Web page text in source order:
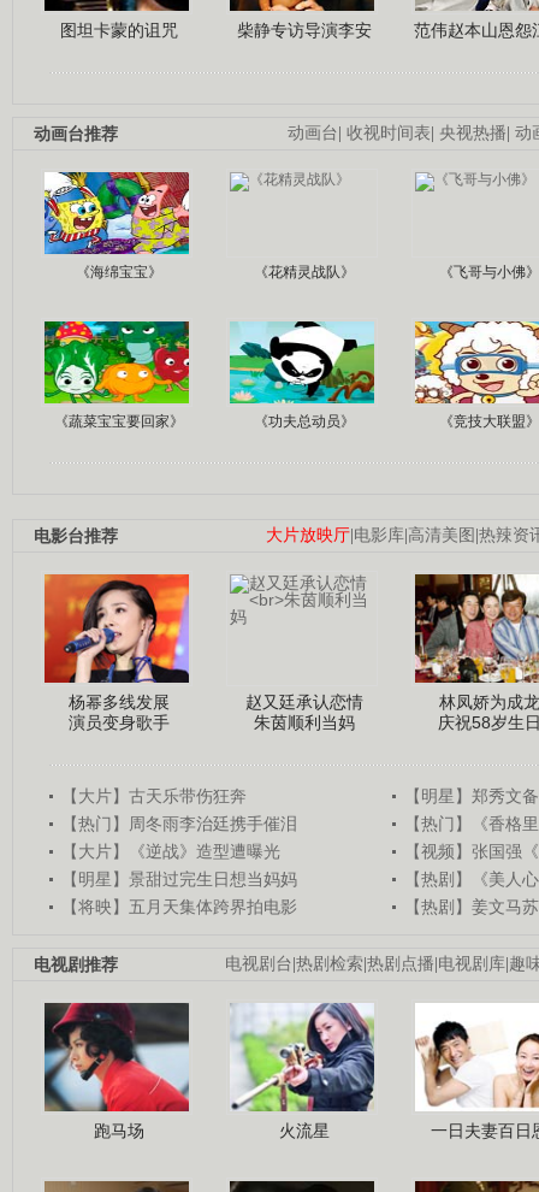
图坦卡蒙的诅咒 柴静专访导演李安 范伟赵本山恩怨
动画台| 收视时间表| 央视热播| 动
动画台推荐
《海绵宝宝》 《花精灵战队》 《飞哥与小佛》
《蔬菜宝宝要回家》 《功夫总动员》 《竞技大联盟》
大片放映厅|电影库|高清美图 |热辣资
电影台推荐
杨幂多线发展
演员变身歌手
赵又廷承认恋情
朱茵顺利当妈
林凤娇为成龙
庆祝58岁生
【大片】古天乐带伤狂奔
【明星】郑秀文
【热门】周冬雨李治廷携手催泪
【热门】《香格
【大片】《逆战》造型遭曝光
【视频】张国强
【明星】景甜过完生日想当妈妈
【热剧】《美人
【将映】五月天集体跨界拍电影
【热剧】姜文马
电视剧台|热剧检索|热剧点播|电视剧库|趣
电视剧推荐
跑马场 火流星 一日夫妻百日